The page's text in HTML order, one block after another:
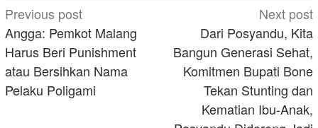
Post
navigation
Previous post
Angga: Pemkot Malang
Harus Beri Punishment
atau Bersihkan Nama
Pelaku Poligami
Next post
Dari Posyandu, Kita
Bangun Generasi Sehat,
Komitmen Bupati Bone
Tekan Stunting dan
Kematian Ibu-Anak,